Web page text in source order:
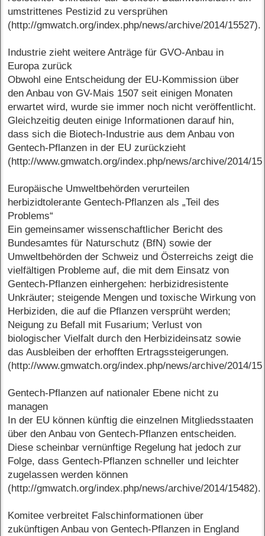
umstrittenes Pestizid zu versprühen
(http://gmwatch.org/index.php/news/archive/2014/15527).
Industrie zieht weitere Anträge für GVO-Anbau in
Europa zurück
Obwohl eine Entscheidung der EU-Kommission über
den Anbau von GV-Mais 1507 seit einigen Monaten
erwartet wird, wurde sie immer noch nicht veröffentlicht.
Gleichzeitig deuten einige Informationen darauf hin,
dass sich die Biotech-Industrie aus dem Anbau von
Gentech-Pflanzen in der EU zurückzieht
(http://www.gmwatch.org/index.php/news/archive/2014/
Europäische Umweltbehörden verurteilen
herbizidtolerante Gentech-Pflanzen als „Teil des
Problems“
Ein gemeinsamer wissenschaftlicher Bericht des
Bundesamtes für Naturschutz (BfN) sowie der
Umweltbehörden der Schweiz und Österreichs zeigt die
vielfältigen Probleme auf, die mit dem Einsatz von
Gentech-Pflanzen einhergehen: herbizidresistente
Unkräuter; steigende Mengen und toxische Wirkung von
Herbiziden, die auf die Pflanzen versprüht werden;
Neigung zu Befall mit Fusarium; Verlust von
biologischer Vielfalt durch den Herbizideinsatz sowie
das Ausbleiben der erhofften Ertragssteigerungen.
(http://www.gmwatch.org/index.php/news/archive/2014/
Gentech-Pflanzen auf nationaler Ebene nicht zu
managen
In der EU können künftig die einzelnen Mitgliedsstaaten
über den Anbau von Gentech-Pflanzen entscheiden.
Diese scheinbar vernünftige Regelung hat jedoch zur
Folge, dass Gentech-Pflanzen schneller und leichter
zugelassen werden können
(http://gmwatch.org/index.php/news/archive/2014/15482).
Komitee verbreitet Falschinformationen über
zukünftigen Anbau von Gentech-Pflanzen in England